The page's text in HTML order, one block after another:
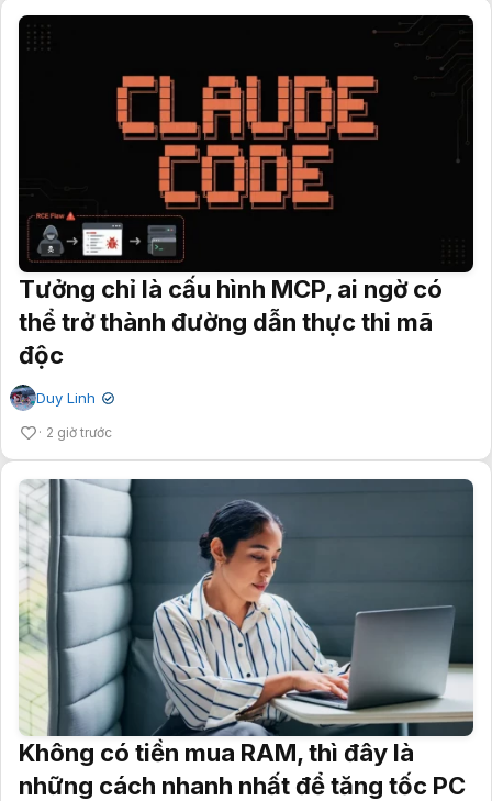
Tưởng chỉ là cấu hình MCP, ai ngờ có
thể trở thành đường dẫn thực thi mã
độc
Duy Linh ✔
2 giờ trước
Không có tiền mua RAM, thì đây là
những cách nhanh nhất để tăng tốc PC